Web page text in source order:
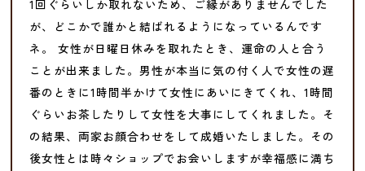
1回ぐらいしか取れないため、ご縁がありませんでした
が、どこかで誰かと結ばれるようになっているんです
ネ。 女性が日曜日休みを取れたとき、運命の人と合う
ことが出来ました。男性が本当に気の付く人で女性の遅
番のときに1時間半かけて女性にあいにきてくれ、1時間
ぐらいお茶したりして女性を大事にしてくれました。そ
の結果、両家お顔合わせをして成婚いたしました。その
後女性とは時々ショップでお会いしますが幸福感に満ち